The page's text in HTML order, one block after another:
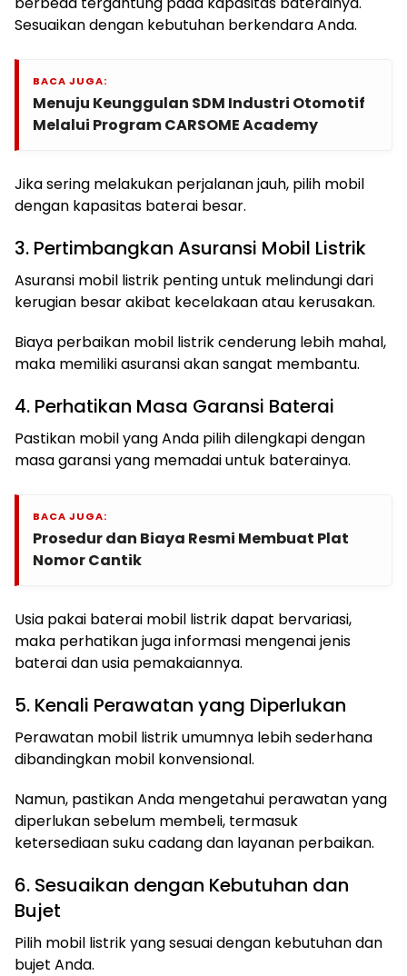
Sesuaikan dengan kebutuhan berkendara Anda.
BACA JUGA:
Menuju Keunggulan SDM Industri Otomotif
Melalui Program CARSOME Academy
Jika sering melakukan perjalanan jauh, pilih mobil
dengan kapasitas baterai besar.
3. Pertimbangkan Asuransi Mobil Listrik
Asuransi mobil listrik penting untuk melindungi dari
kerugian besar akibat kecelakaan atau kerusakan.
Biaya perbaikan mobil listrik cenderung lebih mahal,
maka memiliki asuransi akan sangat membantu.
4. Perhatikan Masa Garansi Baterai
Pastikan mobil yang Anda pilih dilengkapi dengan
masa garansi yang memadai untuk baterainya.
BACA JUGA:
Prosedur dan Biaya Resmi Membuat Plat
Nomor Cantik
Usia pakai baterai mobil listrik dapat bervariasi,
maka perhatikan juga informasi mengenai jenis
baterai dan usia pemakaiannya.
5. Kenali Perawatan yang Diperlukan
Perawatan mobil listrik umumnya lebih sederhana
dibandingkan mobil konvensional.
Namun, pastikan Anda mengetahui perawatan yang
diperlukan sebelum membeli, termasuk
ketersediaan suku cadang dan layanan perbaikan.
6. Sesuaikan dengan Kebutuhan dan
Bujet
Pilih mobil listrik yang sesuai dengan kebutuhan dan
bujet Anda.